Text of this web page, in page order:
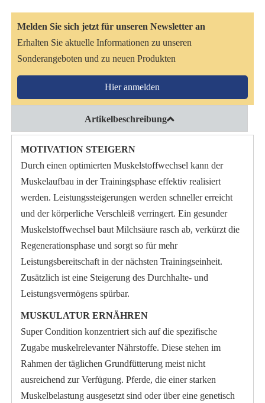
Melden Sie sich jetzt für unseren Newsletter an
Erhalten Sie aktuelle Informationen zu unseren
Sonderangeboten und zu neuen Produkten
Hier anmelden
Artikelbeschreibung
MOTIVATION STEIGERN
Durch einen optimierten Muskelstoffwechsel kann der
Muskelaufbau in der Trainingsphase effektiv realisiert
werden. Leistungssteigerungen werden schneller erreicht
und der körperliche Verschleiß verringert. Ein gesunder
Muskelstoffwechsel baut Milchsäure rasch ab, verkürzt die
Regenerationsphase und sorgt so für mehr
Leistungsbereitschaft in der nächsten Trainingseinheit.
Zusätzlich ist eine Steigerung des Durchhalte- und
Leistungsvermögens spürbar.
MUSKULATUR ERNÄHREN
Super Condition konzentriert sich auf die spezifische
Zugabe muskelrelevanter Nährstoffe. Diese stehen im
Rahmen der täglichen Grundfütterung meist nicht
ausreichend zur Verfügung. Pferde, die einer starken
Muskelbelastung ausgesetzt sind oder über eine genetisch